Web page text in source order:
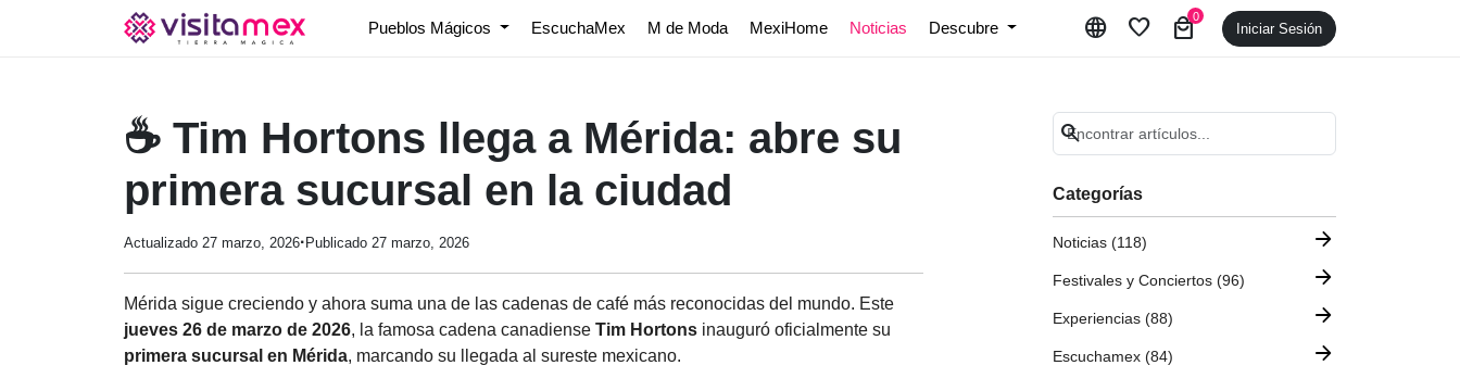
Pueblos Mágicos EscuchaMex M de Moda MexiHome Noticias Descubre language favorite 0
local_mall Iniciar Sesión
☕ Tim Hortons llega a Mérida: abre su
primera sucursal en la ciudad
Actualizado 27 marzo, 2026·Publicado 27 marzo, 2026
Mérida sigue creciendo y ahora suma una de las cadenas de café más reconocidas del mundo. Este
jueves 26 de marzo de 2026, la famosa cadena canadiense Tim Hortons inauguró oficialmente su
primera sucursal en Mérida, marcando su llegada al sureste mexicano.
search
Categorías
Noticias (118) arrow_forward
Festivales y Conciertos (96) arrow_forward
Experiencias (88) arrow_forward
Escuchamex (84) arrow_forward